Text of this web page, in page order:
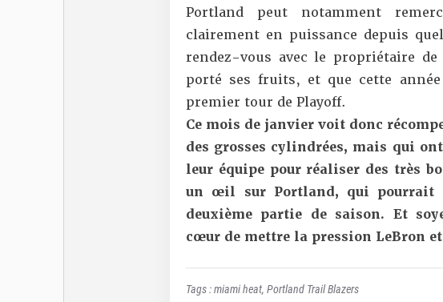
Portland peut notamment
clairement en puissance depuis
rendez-vous avec le propriétaire
porté ses fruits, et que cette
premier tour de Playoff.
Ce mois de janvier voit donc
des grosses cylindrées, mais qui
leur équipe pour réaliser des très
un œil sur Portland, qui pourrait
deuxième partie de saison. Et
cœur de mettre la pression LeBron
Tags :miami heat, Portland Trail Blazers